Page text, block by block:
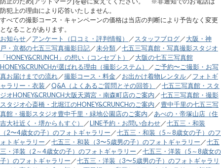
防犯上の理由により応答いたしません。
すべての撮影コース・キャンペーンの価格は当店の判断により予告なく変更
となることがあります。
お知らせ／アンケート（口コミ・評判情報） ／ スタッフブログ／大阪・神
戸・京都の七五三写真撮影日記／未分類／七五三写真館・写真撮影スタジオ
「HONEY&CRUNCH」の想い（コンセプト）
／大阪の七五三写真館
HONEY&CRUNCHが選ばれる理由（撮影システム）
／ ご予約〜ご撮影・お写
真お届けまでの流れ／撮影コース・料金／お出かけ着物レンタル／フォトギ
ャラリー・衣装 ／Q&A（よくあるご質問とその回答） ／七五三写真館・スタ
ジオHONEY&CRUNCH大阪天満宮・南森町店のご案内 ／七五三写真館・撮影
スタジオ心斎橋・北堀江のHONEY&CRUNCHのご案内 ／豊中千里の七五三写
真館・撮影スタジオ豊中千里・緑地公園店のご案内 ／あべの・帝塚山店（住
吉大社近く・堺からもすぐ）
／LINE予約・お問い合わせ／七五三・和装
（2〜4歳女の子）のフォトギャラリー ／七五三・和装（5～8歳女の子）のフ
ォトギャラリー ／七五三・和装（3〜5歳男の子）のフォトギャラリー ／七五
三・洋装（2～4歳女の子）のフォトギャラリー ／七五三・洋装（5～8歳女の
子）のフォトギャラリー ／七五三・洋装（3〜5歳男の子）のフォトギャラリ